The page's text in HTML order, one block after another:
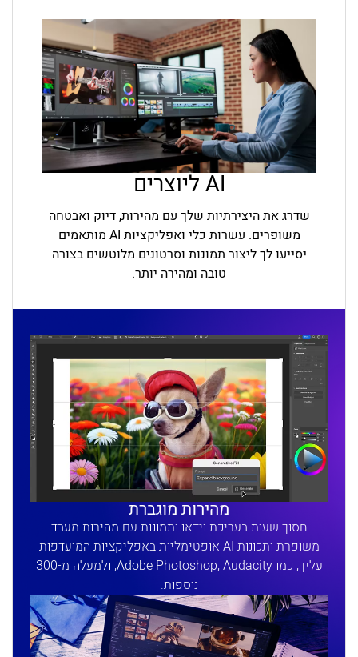
AI ליוצרים
שדרג את היצירתיות שלך עם מהירות, דיוק ואבטחה
משופרים. עשרות כלי ואפליקציות AI מותאמים
יסייעו לך ליצור תמונות וסרטונים מלוטשים בצורה
טובה ומהירה יותר.
מהירות מוגברת
חסוך שעות בעריכת וידאו ותמונות עם מהירות מעבד
משופרת ותכונות AI אופטימליות באפליקציות המועדפות
עליך, כמו Adobe Photoshop, Audacity, ולמעלה מ-300
נוספות.